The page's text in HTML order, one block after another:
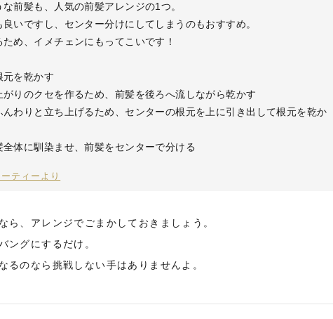
前髪も、人気の前髪アレンジの1つ。
いですし、センター分けにしてしまうのもおすすめ。
め、イメチェンにもってこいです！
を乾かす
りのクセを作るため、前髪を後ろへ流しながら乾かす
わりと立ち上げるため、センターの根元を上に引き出して根元を乾か
体に馴染ませ、前髪をセンターで分ける
ティーより
ら、アレンジでごまかしておきましょう。
ングにするだけ。
るのなら挑戦しない手はありませんよ。